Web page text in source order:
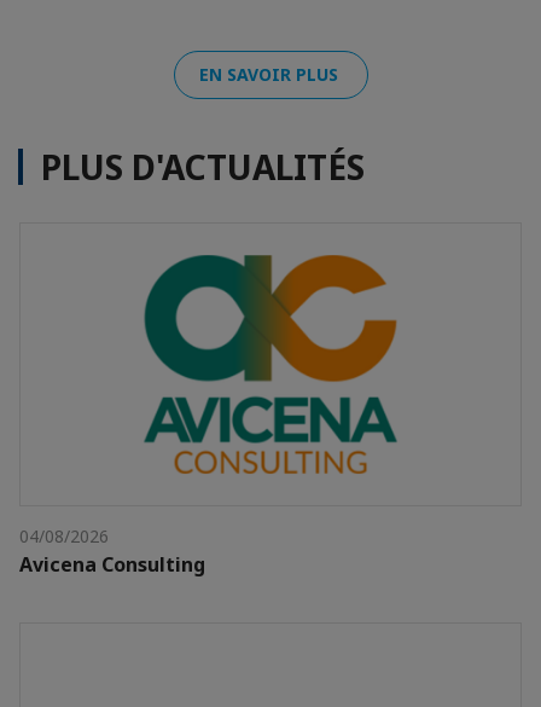
EN SAVOIR PLUS
PLUS D'ACTUALITÉS
04/08/2026
Avicena Consulting